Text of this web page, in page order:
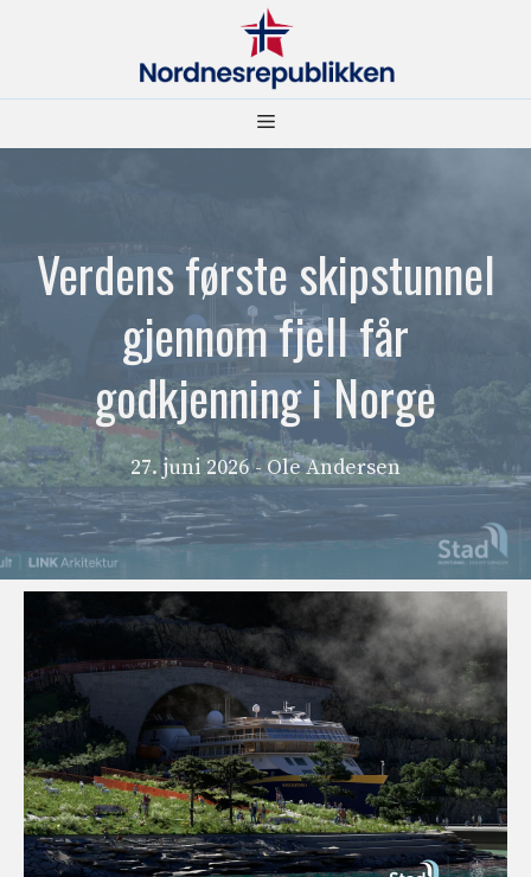
Meny
Verdens første skipstunnel
gjennom fjell får
godkjenning i Norge
27. juni 2026 - Ole Andersen